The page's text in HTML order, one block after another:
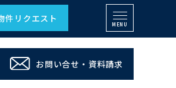
件リクエスト
MENU
お問い合せ・資料請求